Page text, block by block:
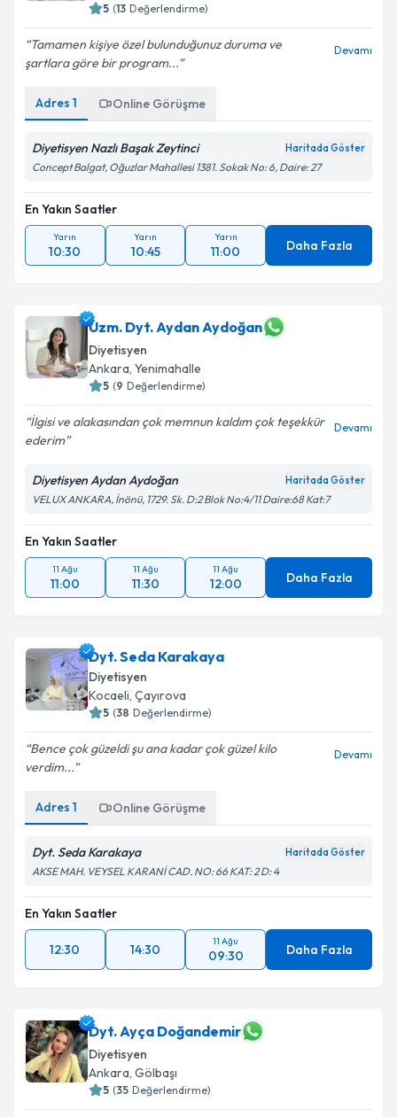
Kişisel verilerimin işlenmesine ilişkin
kapsamda işlenmesini kabul ediyorum.
Takvim Talebini Gönder
5 (13 Değerlendirme)
Tamamen kişiye özel bulunduğunuz duruma ve
şartlara göre bir program...
Devamı
Adres 1 Online Görüşme
Diyetisyen Nazlı Başak Zeytinci Haritada Göster
Concept Balgat, Oğuzlar Mahallesi 1381. Sokak No: 6, Daire: 27
En Yakın Saatler
Yarın
10:30
Yarın
10:45
Yarın
11:00 Daha Fazla
Uzm. Dyt. Aydan Aydoğan
Diyetisyen
Ankara, Yenimahalle
5 (9 Değerlendirme)
İlgisi ve alakasından çok memnun kaldım çok teşekkür
ederim
Devamı
Diyetisyen Aydan Aydoğan Haritada Göster
VELUX ANKARA, İnönü, 1729. Sk. D:2 Blok No:4/11 Daire:68 Kat:7
En Yakın Saatler
11 Ağu
11:00
11 Ağu
11:30
11 Ağu
12:00 Daha Fazla
Dyt. Seda Karakaya
Diyetisyen
Kocaeli, Çayırova
5 (38 Değerlendirme)
Bence çok güzeldi şu ana kadar çok güzel kilo
verdim...
Devamı
Adres 1 Online Görüşme
Dyt. Seda Karakaya Haritada Göster
AKSE MAH. VEYSEL KARANİ CAD. NO: 66 KAT: 2 D: 4
En Yakın Saatler
12:30 14:30
11 Ağu
09:30 Daha Fazla
Dyt. Ayça Doğandemir
Diyetisyen
Ankara, Gölbaşı
5 (35 Değerlendirme)